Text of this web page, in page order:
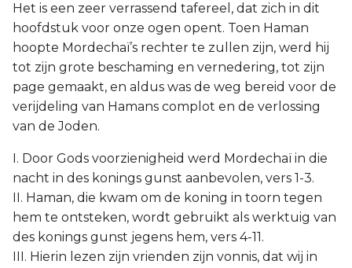
Het is een zeer verrassend tafereel, dat zich in dit
hoofdstuk voor onze ogen opent. Toen Haman
hoopte Mordechaï’s rechter te zullen zijn, werd hij
tot zijn grote beschaming en vernedering, tot zijn
page gemaakt, en aldus was de weg bereid voor de
verijdeling van Hamans complot en de verlossing
van de Joden.
I. Door Gods voorzienigheid werd Mordechaï in die
nacht in des konings gunst aanbevolen, vers 1-3.
II. Haman, die kwam om de koning in toorn tegen
hem te ontsteken, wordt gebruikt als werktuig van
des konings gunst jegens hem, vers 4-11.
III. Hierin lezen zijn vrienden zijn vonnis, dat wij in